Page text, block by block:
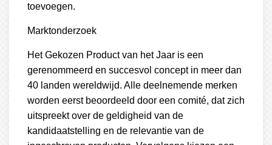
toevoegen.
Marktonderzoek
Het Gekozen Product van het Jaar is een
gerenommeerd en succesvol concept in meer dan
40 landen wereldwijd. Alle deelnemende merken
worden eerst beoordeeld door een comité, dat zich
uitspreekt over de geldigheid van de
kandidaatstelling en de relevantie van de